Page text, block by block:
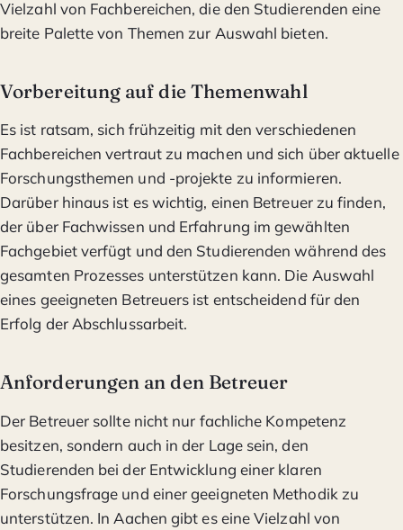
Vielzahl von Fachbereichen, die den Studierenden eine
breite Palette von Themen zur Auswahl bieten.
Vorbereitung auf die Themenwahl
Es ist ratsam, sich frühzeitig mit den verschiedenen
Fachbereichen vertraut zu machen und sich über aktuelle
Forschungsthemen und -projekte zu informieren.
Darüber hinaus ist es wichtig, einen Betreuer zu finden,
der über Fachwissen und Erfahrung im gewählten
Fachgebiet verfügt und den Studierenden während des
gesamten Prozesses unterstützen kann. Die Auswahl
eines geeigneten Betreuers ist entscheidend für den
Erfolg der Abschlussarbeit.
Anforderungen an den Betreuer
Der Betreuer sollte nicht nur fachliche Kompetenz
besitzen, sondern auch in der Lage sein, den
Studierenden bei der Entwicklung einer klaren
Forschungsfrage und einer geeigneten Methodik zu
unterstützen. In Aachen gibt es eine Vielzahl von